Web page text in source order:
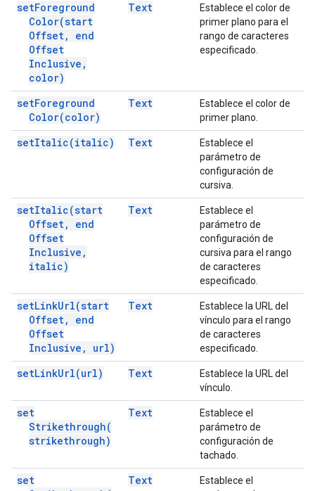
setForeground
Color(start
Offset,
end
Offset
Inclusive ,
color)
Text
Establece el color de
primer plano para el
rango de caracteres
especificado.
setForeground
Color(color)
Text
Establece el color de
primer plano.
setItalic(italic) Text
Establece el
parámetro de
configuración de
cursiva.
setItalic(start
Offset,
end
Offset
Inclusive ,
italic)
Text
Establece el
parámetro de
configuración de
cursiva para el rango
de caracteres
especificado.
setLinkUrl(start
Offset,
end
Offset
Inclusive , url)
Text
Establece la URL del
vínculo para el rango
de caracteres
especificado.
setLinkUrl(url) Text
Establece la URL del
vínculo.
set
Strikethrough(
strikethrough)
Text
Establece el
parámetro de
configuración de
tachado.
set
Text
Establece el